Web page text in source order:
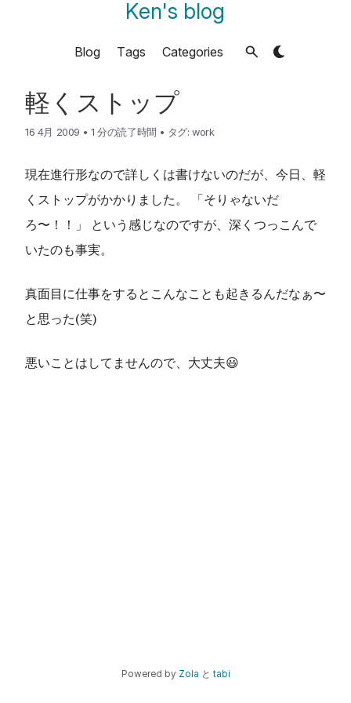
Ken's blog
Blog Tags Categories
軽くストップ
16 4月 2009 • 1 分の読了時間 • タグ:work
現在進行形なので詳しくは書けないのだが、今日、軽
くストップがかかりました。 「そりゃないだ
ろ〜！！」 という感じなのですが、深くつっこんで
いたのも事実。
真面目に仕事をするとこんなことも起きるんだなぁ〜
と思った(笑)
悪いことはしてませんので、大丈夫😃
Powered by Zola と tabi